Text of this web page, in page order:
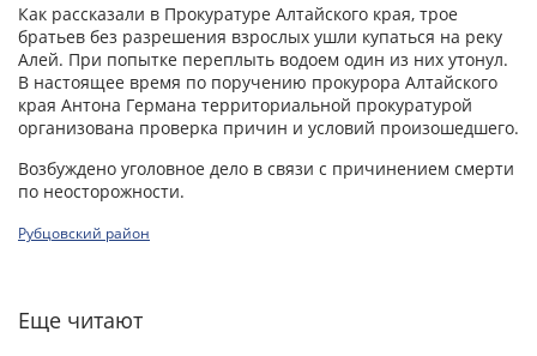
Как рассказали в Прокуратуре Алтайского края, трое
братьев без разрешения взрослых ушли купаться на реку
Алей. При попытке переплыть водоем один из них утонул.
В настоящее время по поручению прокурора Алтайского
края Антона Германа территориальной прокуратурой
организована проверка причин и условий произошедшего.
Возбуждено уголовное дело в связи с причинением смерти
по неосторожности.
Рубцовский район
Еще читают